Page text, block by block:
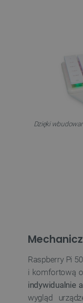
Dzięki
Raspberry Pi
i komfortową
indywidualnie
wygląd